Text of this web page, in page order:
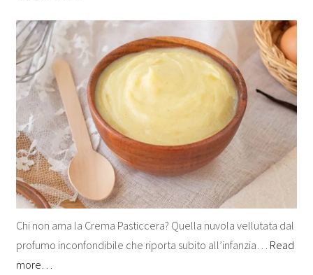
Chi non ama la Crema Pasticcera? Quella nuvola vellutata dal
profumo inconfondibile che riporta subito all’infanzia… Read
more…